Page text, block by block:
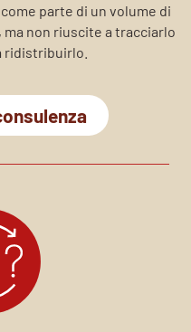
parte di un volume di
non riuscite a tracciarlo
ridistribuirlo.